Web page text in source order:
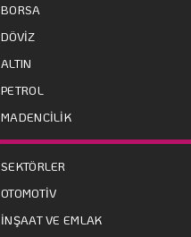
BORSA
DÖVİZ
ALTIN
PETROL
MADENCİLİK
SEKTÖRLER
OTOMOTİV
İNŞAAT VE EMLAK